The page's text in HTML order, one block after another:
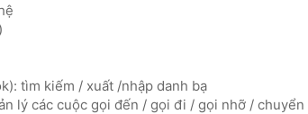
tìm kiếm / xuất /nhập danh bạ
lý các cuộc gọi đến / gọi đi / gọi nhỡ / chuyển